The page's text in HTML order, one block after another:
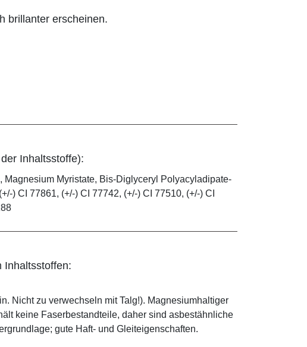
brillanter erscheinen.
Inhaltsstoffe):
Magnesium Myristate, Bis-Diglyceryl Polyacyladipate-
) CI 77861, (+/-) CI 77742, (+/-) CI 77510, (+/-) CI
Inhaltsstoffen:
Nicht zu verwechseln mit Talg!). Magnesiumhaltiger
keine Faserbestandteile, daher sind asbestähnliche
gute Haft- und Gleiteigenschaften.